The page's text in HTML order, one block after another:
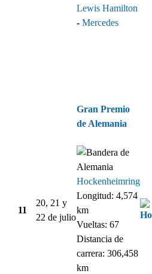
Lewis Hamilton
- Mercedes
11
20, 21 y
22 de julio
Gran Premio
de Alemania
Hockenheimring
Longitud: 4,574
km
Vueltas: 67
Distancia de
carrera: 306,458
km